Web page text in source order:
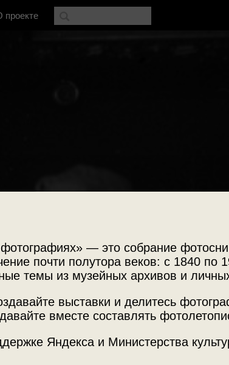
— это собрание
почти полутора веков: с 1840 по
темы из музейных архивов и
выставки и делитесь
вместе составлять
Яндекса и Министерства
проекте
и